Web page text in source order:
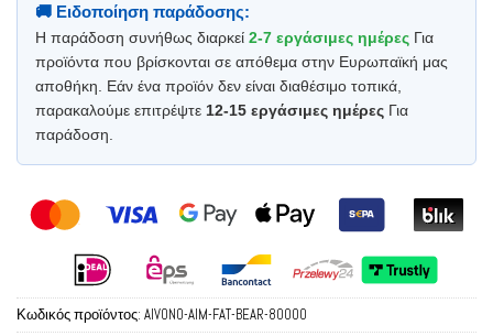
🚚 Ειδοποίηση παράδοσης:
Η παράδοση συνήθως διαρκεί 2-7 εργάσιμες ημέρες Για
προϊόντα που βρίσκονται σε απόθεμα στην Ευρωπαϊκή μας
αποθήκη. Εάν ένα προϊόν δεν είναι διαθέσιμο τοπικά,
παρακαλούμε επιτρέψτε 12-15 εργάσιμες ημέρες Για
παράδοση.
Κωδικός προϊόντος: AIVONO-AIM-FAT-BEAR-80000